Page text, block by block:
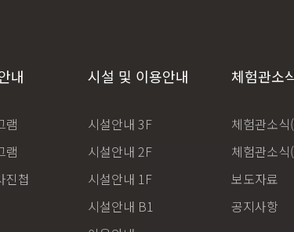
내
램
램
진첩
시설 및 이용안내
시설안내 3F
시설안내 2F
시설안내 1F
시설안내 B1
체험관소
체험관소식
체험관소
보도자료
공지사항